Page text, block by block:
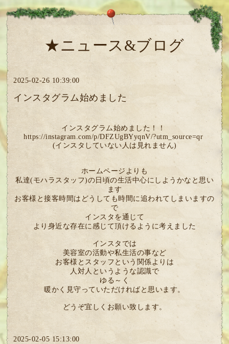
★ニュース&ブログ
2025-02-26 10:39:00
インスタグラム始めました
インスタグラム始めました！！
https://instagram.com/p/DFZUgBYyqnV/?utm_source=qr
(インスタしていない人は見れません)
ホームページよりも
私達(モハラスタッフ)の日頃の生活中心にしようかなと思い
ます
お客様と接客時間はどうしても時間に追われてしまいますの
で
インスタを通じて
より身近な存在に感じて頂けるように考えました
インスタでは
美容室の活動や私生活の事など
お客様とスタッフという関係よりは
人対人というような認識で
ゆる～く
暖かく見守っていただければと思います。
どうぞ宜しくお願い致します。
2025-02-05 15:13:00